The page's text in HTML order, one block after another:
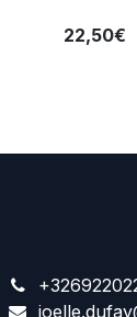
22,50€